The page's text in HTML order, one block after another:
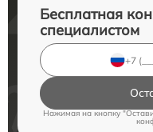
Бесплатная
специалистом
Нажимая на кнопку